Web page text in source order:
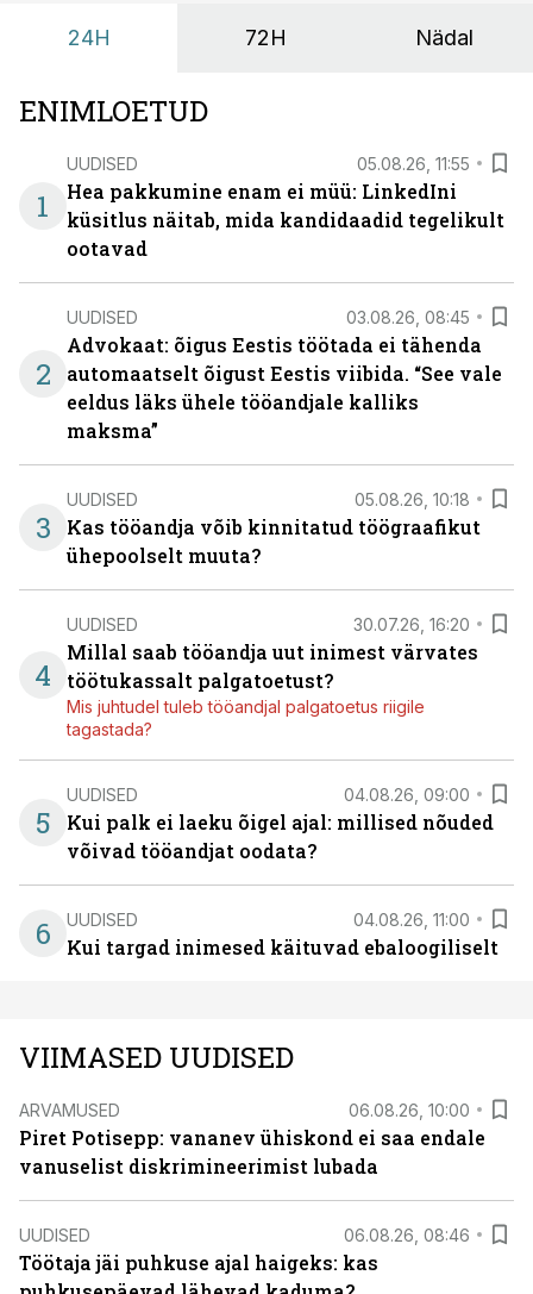
24H 72H Nädal
ENIMLOETUD
1
UUDISED 05.08.26, 11:55
Hea pakkumine enam ei müü: LinkedIni
küsitlus näitab, mida kandidaadid tegelikult
ootavad
2
UUDISED 03.08.26, 08:45
Advokaat: õigus Eestis töötada ei tähenda
automaatselt õigust Eestis viibida. “See vale
eeldus läks ühele tööandjale kalliks
maksma”
3
UUDISED 05.08.26, 10:18
Kas tööandja võib kinnitatud töögraafikut
ühepoolselt muuta?
4
UUDISED 30.07.26, 16:20
Millal saab tööandja uut inimest värvates
töötukassalt palgatoetust?
Mis juhtudel tuleb tööandjal palgatoetus riigile
tagastada?
5
UUDISED 04.08.26, 09:00
Kui palk ei laeku õigel ajal: millised nõuded
võivad tööandjat oodata?
6 UUDISED 04.08.26, 11:00
Kui targad inimesed käituvad ebaloogiliselt
VIIMASED UUDISED
ARVAMUSED 06.08.26, 10:00
Piret Potisepp: vananev ühiskond ei saa endale
vanuselist diskrimineerimist lubada
UUDISED 06.08.26, 08:46
Töötaja jäi puhkuse ajal haigeks: kas